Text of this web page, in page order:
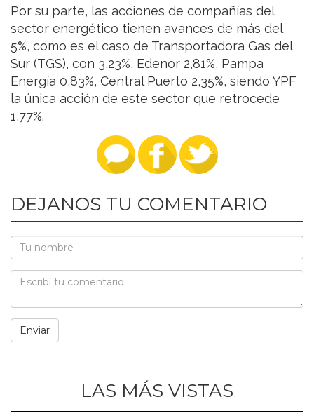
Por su parte, las acciones de compañías del
sector energético tienen avances de más del
5%, como es el caso de Transportadora Gas del
Sur (TGS), con 3,23%, Edenor 2,81%, Pampa
Energía 0,83%, Central Puerto 2,35%, siendo YPF
la única acción de este sector que retrocede
1,77%.
DEJANOS TU COMENTARIO
LAS MÁS VISTAS